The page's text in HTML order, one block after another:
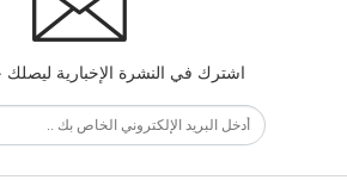
اشترك في النشرة الإخبارية ليصلك